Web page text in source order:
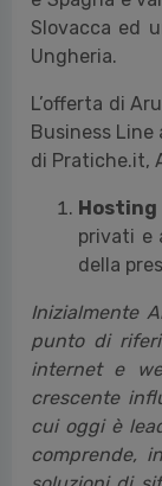
Slovacca ed
Ungheria.
L’offerta di
Business
di Pratiche.it,
privati e
della
Inizialmente
punto di
internet e
crescente
cui oggi è
comprende,